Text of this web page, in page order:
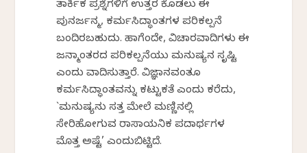
ತಾರ್ಕಿಕ ಪ್ರಶ್ನೆಗಳಿಗೆ ಉತ್ತರ ಕೊಡಲು ಈ
ಪುನರ್ಜನ್ಮ, ಕರ್ಮಸಿದ್ಧಾಂತಗಳ ಪರಿಕಲ್ಪನೆ
ಬಂದಿರಬಹುದು. ಹಾಗೆಂದೇ, ವಿಚಾರವಾದಿಗಳು ಈ
ಜನ್ಮಾಂತರದ ಪರಿಕಲ್ಪನೆಯು ಮನುಷ್ಯನ ಸೃಷ್ಟಿ
ಎಂದು ವಾದಿಸುತ್ತಾರೆ. ವಿಜ್ಞಾನವಂತೂ
ಕರ್ಮಸಿದ್ಧಾಂತವನ್ನು ಕಟ್ಟುಕತೆ ಎಂದು ಕರೆದು,
`ಮನುಷ್ಯನು ಸತ್ತ ಮೇಲೆ ಮಣ್ಣಿನಲ್ಲಿ
ಸೇರಿಹೋಗುವ ರಾಸಾಯನಿಕ ಪದಾರ್ಥಗಳ
ಮೊತ್ತ ಅಷ್ಟೆ’ ಎಂದುಬಿಟ್ಟಿದೆ.